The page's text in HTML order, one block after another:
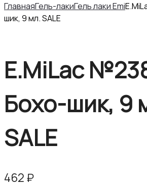
BC
Бохо-
SALE
№275
CG
мл.
SALE
ГлавнаяГель-лакиГель лаки Emi
шик, 9 мл. SALE
E.MiLac
Бохо-шик, 9
SALE
462₽